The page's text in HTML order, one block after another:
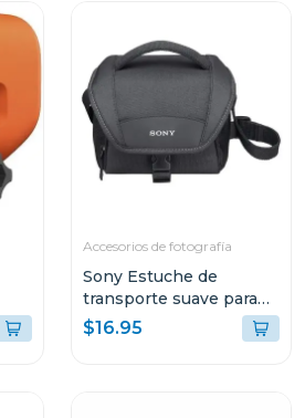
Accesorios de fotografía
Sony Estuche de
transporte suave para
video camaras lcsu11b
$16.95